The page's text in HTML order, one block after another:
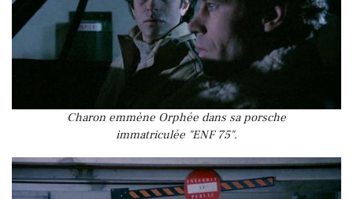
Charon emmène Orphée dans sa porsche
immatriculée "ENF 75".